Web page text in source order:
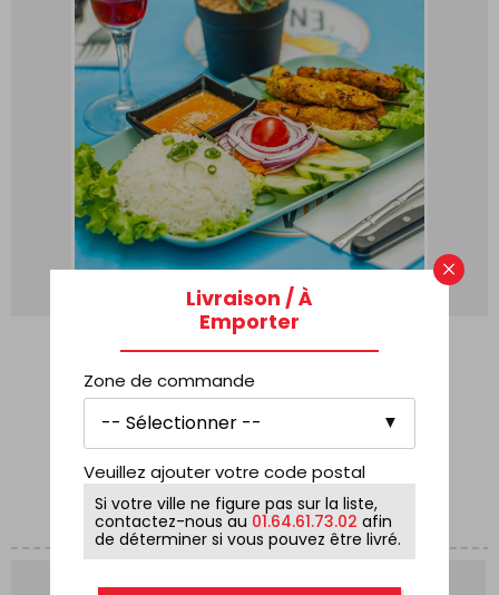
ENTRÉE + PLAT ( SUR PLACE
UNIQUEMENT )
COMMANDE
×
Livraison / À
Emporter
Zone de commande
Veuillez ajouter votre code postal
Si votre ville ne figure pas sur la liste,
contactez-nous au 01.64.61.73.02 afin
de déterminer si vous pouvez être livré.